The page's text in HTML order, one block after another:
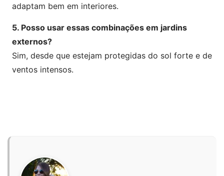
adaptam bem em interiores.
5. Posso usar essas combinações em jardins
externos?
Sim, desde que estejam protegidas do sol forte e de
ventos intensos.